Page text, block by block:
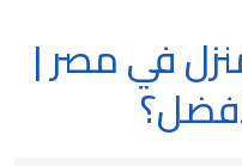
في مصر |